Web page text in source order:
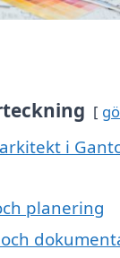
i
planering